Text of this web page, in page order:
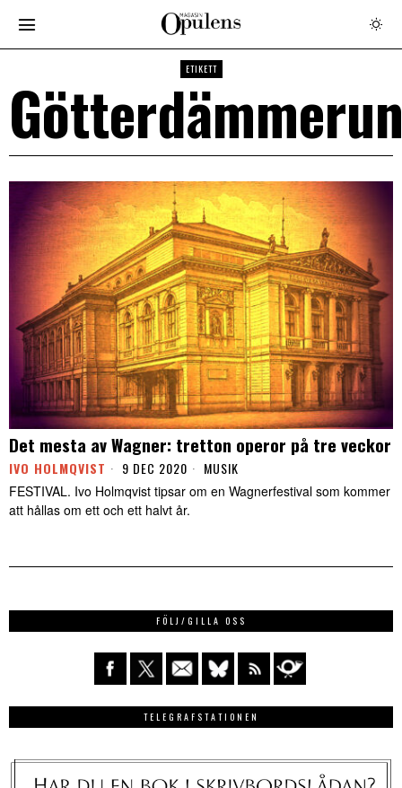
ETIKETT
Det mesta av Wagner: tretton operor på tre veckor
IVO HOLMQVIST 9 DEC 2020 MUSIK
FESTIVAL. Ivo Holmqvist tipsar om en Wagnerfestival som kommer
att hållas om ett och ett halvt år.
FÖLJ/GILLA OSS
TELEGRAFSTATIONEN